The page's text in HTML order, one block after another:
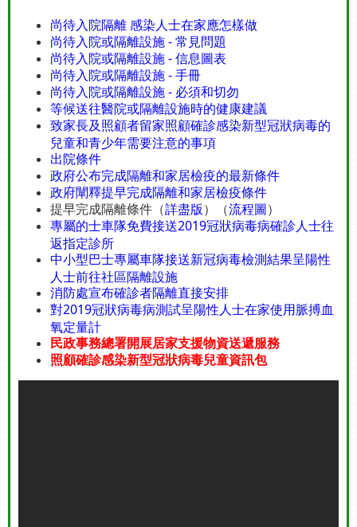
尚待入院隔離 感染人士在家應怎樣做
尚待入院或隔離設施 - 常見問題
尚待入院或隔離設施 - 信息圖表
尚待入院或隔離設施 - 手冊
尚待入院或隔離設施 - 必須和切勿
等候送往醫院或隔離設施時的健康建議
致家長及照顧者留家照顧確診感染新型冠狀病毒的
兒童和青少年需要注意的事項
出院條件
政府公布完成隔離和家居檢疫的最新條件
政府闡釋提早完成隔離和家居檢疫條件
提早完成隔離條件（詳盡版）（流程圖）
專屬的士車隊免費接送2019冠狀病毒病確診人士往
返指定診所
中小型巴士專屬車隊接送新冠病毒檢測結果呈陽性
人士前往社區隔離設施
消防處宣布確診者隔離直接安排
對2019冠狀病毒病測試呈陽性人士在家使用脈搏血
氧定量計
民政事務總署開展居家支援物資送遞服務
照顧確診感染新型冠狀病毒兒童資訊包